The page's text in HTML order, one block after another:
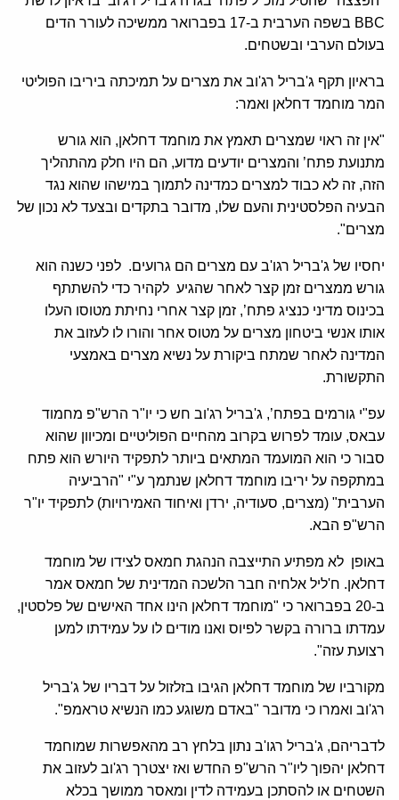
BBC בשפה הערבית ב-17 בפברואר ממשיכה לעורר הדים
בעולם הערבי ובשטחים.
בראיון תקף ג'בריל רג'וב את מצרים על תמיכתה ביריבו הפוליטי
המר מוחמד דחלאן ואמר:
"אין זה ראוי שמצרים תאמץ את מוחמד דחלאן, הוא גורש
מתנועת פתח’ והמצרים יודעים מדוע, הם היו חלק מהתהליך
הזה, זה לא כבוד למצרים כמדינה לתמוך במישהו שהוא נגד
הבעיה הפלסטינית והעם שלו, מדובר בתקדים ובצעד לא נכון של
מצרים".
יחסיו של ג'בריל רגו'ב עם מצרים הם גרועים. לפני כשנה הוא
גורש ממצרים זמן קצר לאחר שהגיע לקהיר כדי להשתתף
בכינוס מדיני כנציג פתח’, זמן קצר אחרי נחיתת מטוסו העלו
אותו אנשי ביטחון מצרים על מטוס אחר והורו לו לעזוב את
המדינה לאחר שמתח ביקורת על נשיא מצרים באמצעי
התקשורת.
עפ"י גורמים בפתח’, ג'בריל רג'וב חש כי יו"ר הרש"פ מחמוד
עבאס, עומד לפרוש בקרוב מהחיים הפוליטיים ומכיוון שהוא
סבור כי הוא המועמד המתאים ביותר לתפקיד היורש הוא פתח
במתקפה על יריבו מוחמד דחלאן שנתמך ע"י "הרביעיה
הערבית" (מצרים, סעודיה, ירדן ואיחוד האמירויות) לתפקיד יו"ר
הרש"פ הבא.
באופן לא מפתיע התייצבה הנהגת חמאס לצידו של מוחמד
דחלאן. ח'ליל אלחיה חבר הלשכה המדינית של חמאס אמר
ב-20 בפברואר כי "מוחמד דחלאן הינו אחד האישים של פלסטין,
עמדתו ברורה בקשר לפיוס ואנו מודים לו על עמידתו למען
רצועת עזה".
מקורביו של מוחמד דחלאן הגיבו בזלזול על דבריו של ג'בריל
רג'וב ואמרו כי מדובר "באדם משוגע כמו הנשיא טראמפ".
לדבריהם, ג'בריל רגו'ב נתון בלחץ רב מהאפשרות שמוחמד
דחלאן יהפוך ליו"ר הרש"פ החדש ואז יצטרך רג'וב לעזוב את
השטחים או להסתכן בעמידה לדין ומאסר ממושך בכלא